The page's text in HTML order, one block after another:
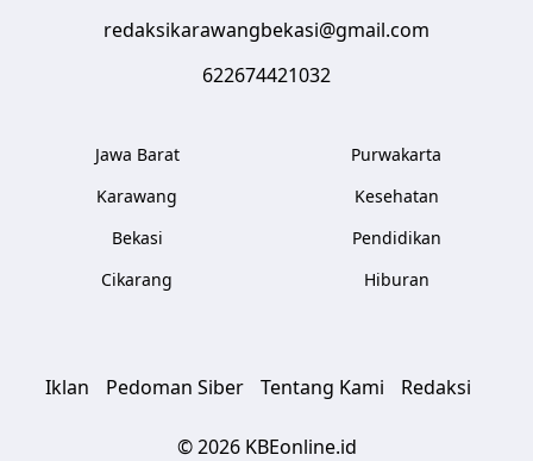
redaksikarawangbekasi@gmail.com
622674421032
Jawa Barat
Karawang
Bekasi
Cikarang
Purwakarta
Kesehatan
Pendidikan
Hiburan
Iklan Pedoman Siber Tentang Kami Redaksi
© 2026 KBEonline.id